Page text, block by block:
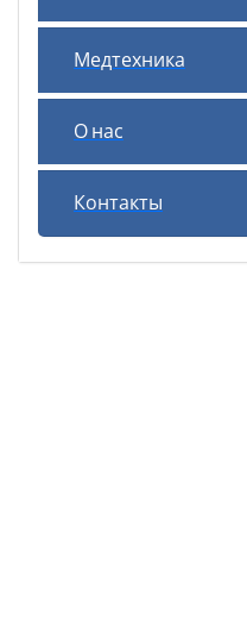
Медтехника
О нас
Контакты